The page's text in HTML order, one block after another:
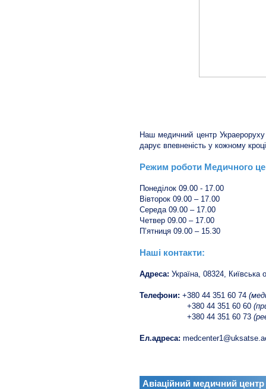
Наш медичний центр
дарує впевненість у кожному
Режим роботи Медичного
Понеділок 09.00 - 17.00
Вівторок 09.00 – 17.00
Середа 09.00 – 17.00
Четвер 09.00 – 17.00
П’ятниця 09.00 – 15.30
Наші контакти:
Адреса: Україна, 08324, Київська
Телефони: +380 44 351 60 74
+380 44 351 60 60
+380 44 351 60 73
Ел.адреса:
Авіаційний медичний